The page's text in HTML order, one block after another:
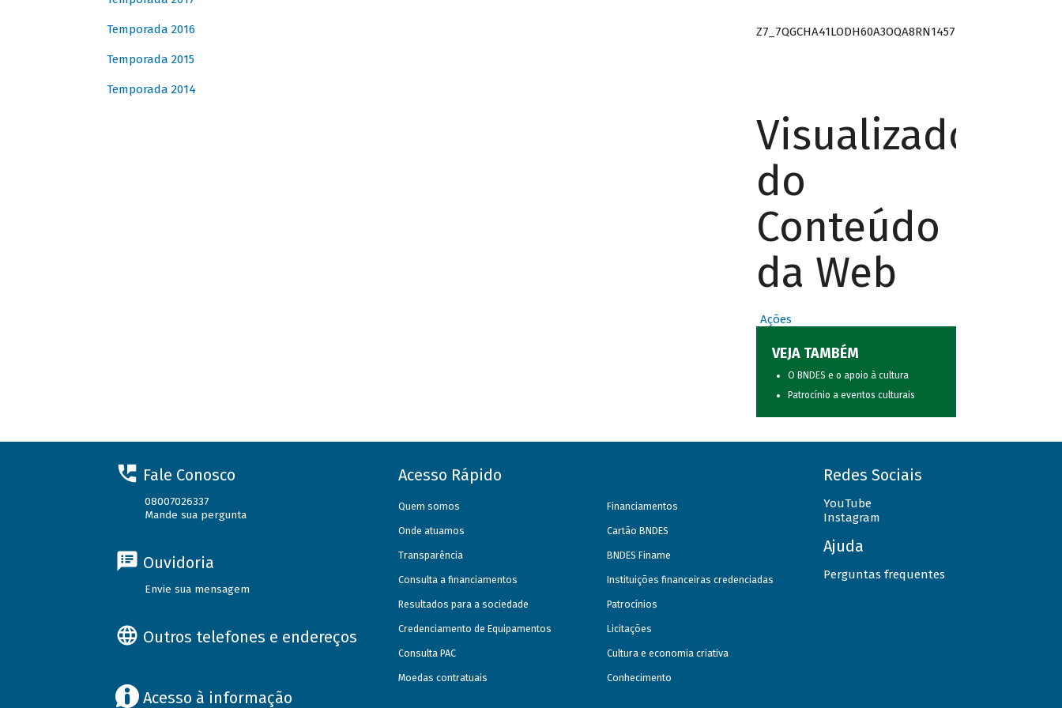
Temporada 2016
Temporada 2015
Temporada 2014
Z7_7QGCHA41LODH60A3OQA8RN1457
Visualizador
do
Conteúdo
da Web
Ações
VEJA TAMBÉM
O BNDES e o apoio à cultura
Patrocínio a eventos culturais
Fale Conosco
08007026337
Mande sua pergunta
Ouvidoria
Envie sua mensagem
Outros telefones e endereços
Acesso à informação
Acesso Rápido
Quem somos
Onde atuamos
Transparência
Consulta a financiamentos
Resultados para a sociedade
Credenciamento de Equipamentos
Consulta PAC
Moedas contratuais
Financiamentos
Cartão BNDES
BNDES Finame
Instituições financeiras credenciadas
Patrocínios
Licitações
Cultura e economia criativa
Conhecimento
Redes Sociais
YouTube
Instagram
Ajuda
Perguntas frequentes